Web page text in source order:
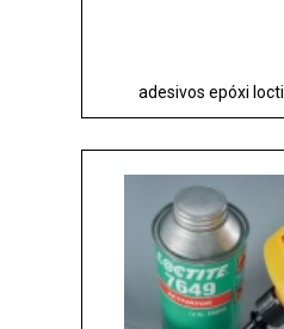
adesivos epóxi